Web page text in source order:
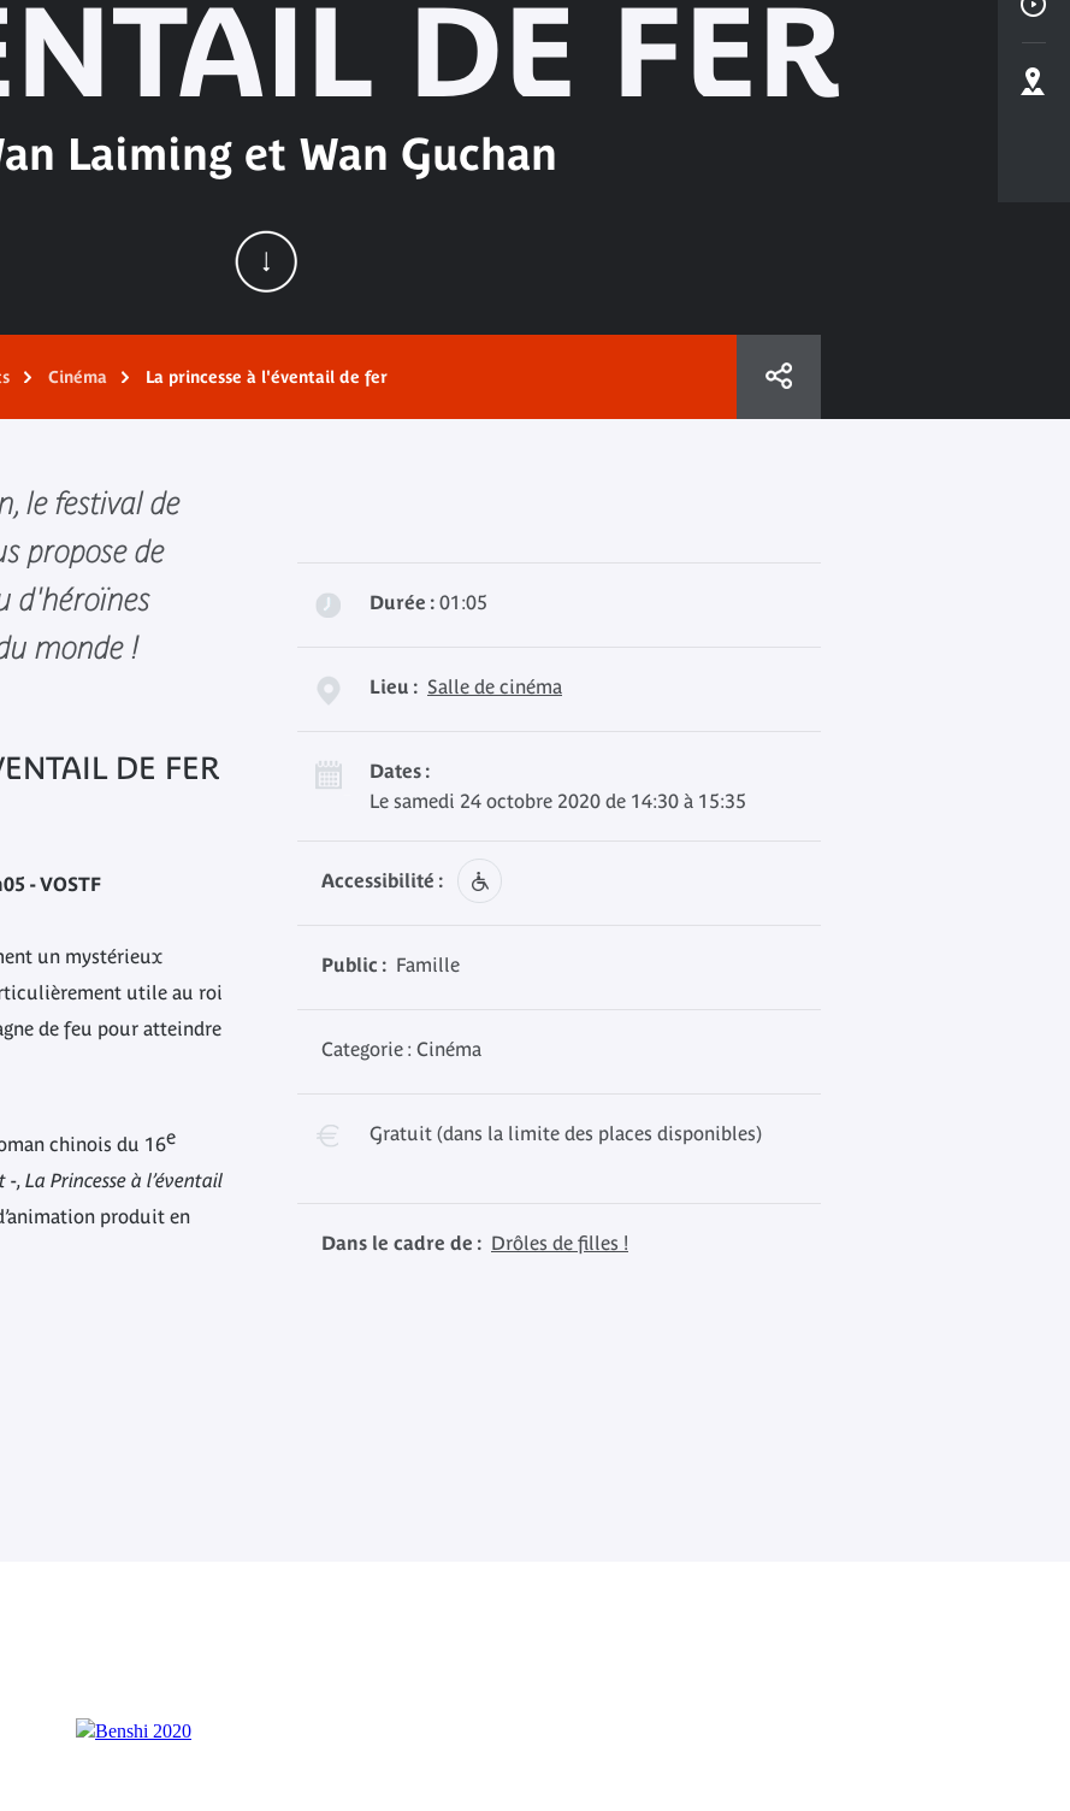
DE FER
Laiming et Wan Guchan
Cinéma La princesse à l'éventail de fer
le festival de
propose de
d'héroïnes
monde !
DE FER
- VOSTF
un mystérieux
utile au roi
de feu pour atteindre
chinois du 16e
-, La Princesse à l’éventail
produit en
Durée : 01:05
Lieu : Salle de cinéma
Dates :
Le samedi 24 octobre 2020 de 14:30 à 15:35
Accessibilité :
Public : Famille
Categorie : Cinéma
Gratuit (dans la limite des places disponibles)
Dans le cadre de : Drôles de filles !